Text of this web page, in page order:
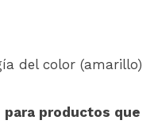
para productos que